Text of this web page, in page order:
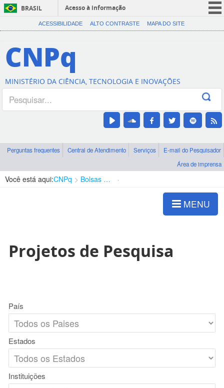
BRASIL
Acesso à informação
CORONAVÍRUS (COVID-19)
Canais
ACESSIBILIDADE ALTO CONTRASTE MAPA DO SITE
CNPq
MINISTÉRIO DA CIÊNCIA, TECNOLOGIA E INOVAÇÕES
Perguntas frequentes Central de Atendimento Serviços
E-mail do Pesquisador
Área de imprensa
Você está aqui:CNPq Bolsas e Auxílios Vigentes
MENU
Projetos de Pesquisa
País
Estados
Instituições